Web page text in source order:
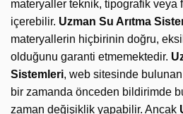
materyaller teknik, tipografik veya
içerebilir. Uzman Su Arıtma
materyallerin hiçbirinin doğru,
olduğunu garanti etmemektedir.
Sistemleri, web sitesinde
bir zamanda önceden bildirimde
zaman değişiklik yapabilir. Ancak